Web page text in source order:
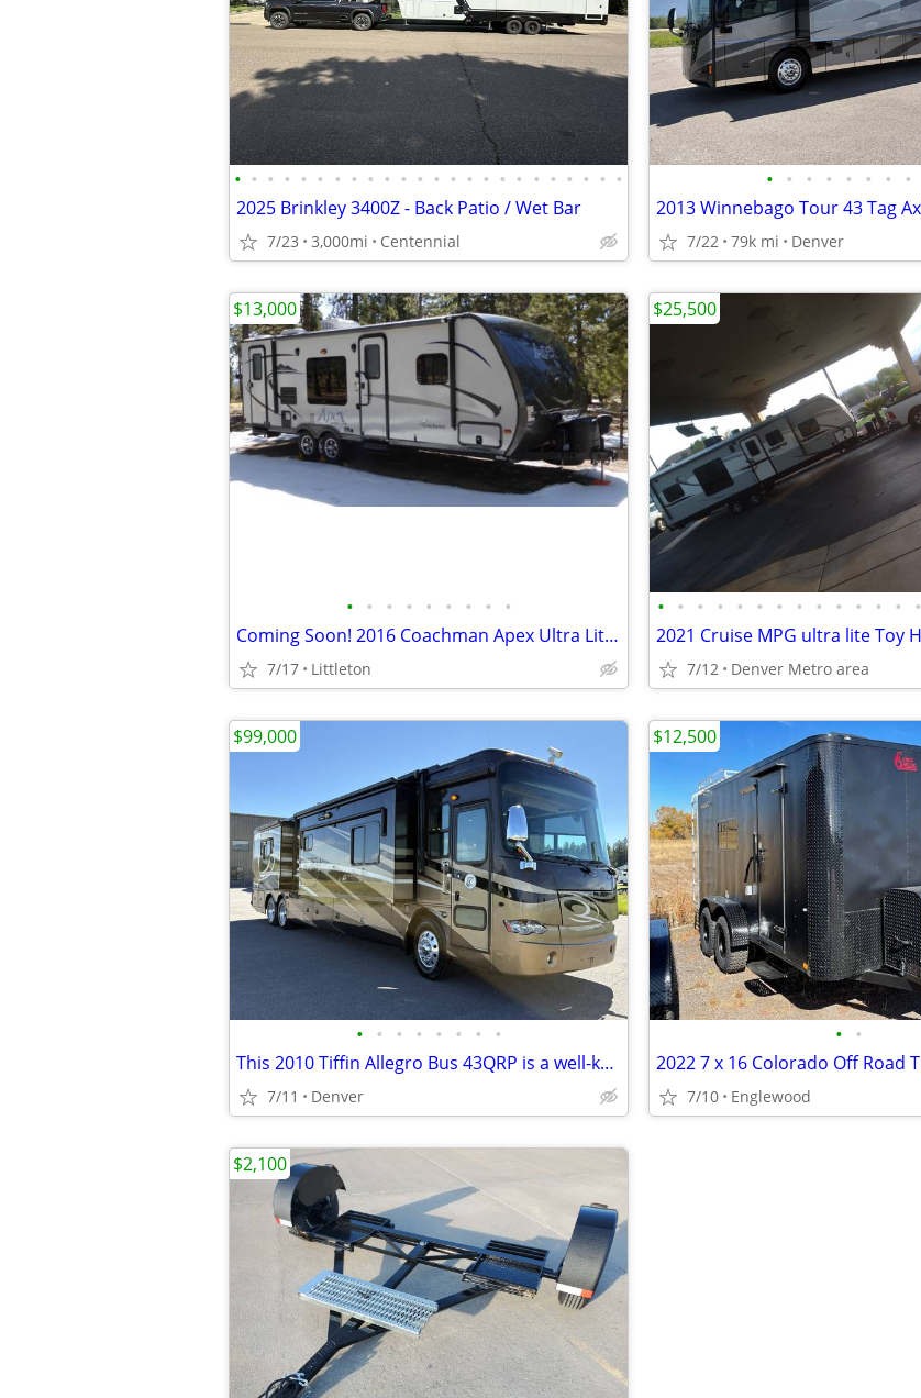
• • • • • • • • • • • • • • • • • • • • • • • •
2025 Brinkley 3400Z - Back Patio / Wet Bar
7/23 3,000mi Centennial
• • • • • • • •
7/22 79k mi Denver
• • • • • • • • •
Coming Soon! 2016 Coachman Apex Ultra Lite 249 RBS Travel Trailer
7/17 Littleton
$13,000
• • • • • • • • • • • • • •
7/12 Denver Metro area
$25,500
• • • • • • • •
This 2010 Tiffin Allegro Bus 43QRP is a well-kept luxury diesel coach
7/11 Denver
$99,000
• •
7/10 Englewood
$12,500
$2,100